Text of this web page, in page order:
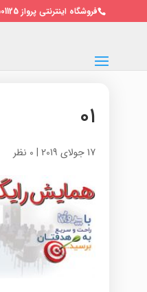
فروشگاه اینترنتی پرواز 09128501125 / 02122691010
۰۱
17 جولای 2019 | 0 نظر